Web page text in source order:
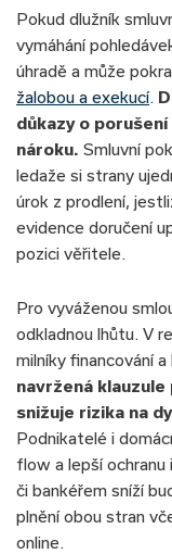
Pokud dlužník
vymáhání
úhradě a může
žalobou a exekucí.
důkazy o
nároku. Smluvní
ledaže si strany
úrok z prodlení,
evidence doručení
pozici věřitele.
Pro vyváženou
odkladnou lhůtu. V
milníky financování
navržená
snižuje rizika na
Podnikatelé i
flow a lepší
či bankéřem sníží
plnění obou stran
online.